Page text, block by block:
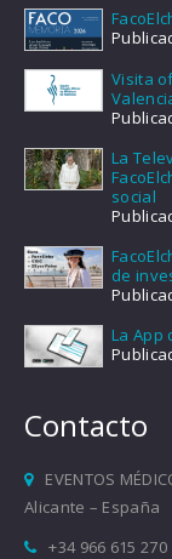
Visita
La
social
de
La App
Contacto
EVENTOS
Alicante – España
+34 966 615 270